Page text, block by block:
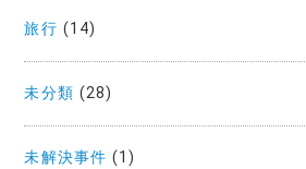
旅行 (14)
未分類 (28)
未解決事件 (1)